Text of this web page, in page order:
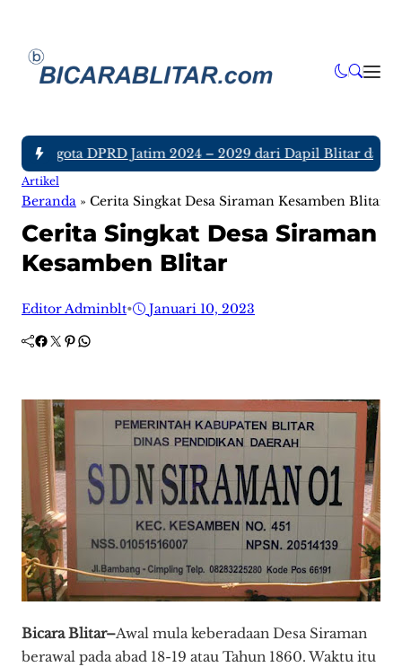
Anggota DPRD Jatim 2024 – 2029 dari Dapil Blitar dan
Artikel
Beranda » Cerita Singkat Desa Siraman Kesamben Blitar
Cerita Singkat Desa Siraman
Kesamben Blitar
Editor Adminblt• Januari 10, 2023
Facebook Twitter Pinterest WhatsApp
Bicara Blitar–Awal mula keberadaan Desa Siraman
berawal pada abad 18-19 atau Tahun 1860. Waktu itu